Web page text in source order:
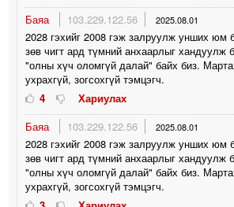
Баяа
103.229.122.56 2025.08.01
2028 гэхийг 2008 гэж залруулж унших
зөв чигт ард түмний анхаарлыг хандуулж
"олны хүч оломгүй далай" байх биз.
ухрахгүй, зогсохгүй тэмцэгч.
4
Хариулах
Баяа
103.229.122.56 2025.08.01
2028 гэхийг 2008 гэж залруулж унших
зөв чигт ард түмний анхаарлыг хандуулж
"олны хүч оломгүй далай" байх биз.
ухрахгүй, зогсохгүй тэмцэгч.